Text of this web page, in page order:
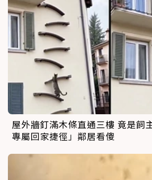
屋外牆釘滿木條直通三樓 竟是飼
專屬回家捷徑」鄰居看傻